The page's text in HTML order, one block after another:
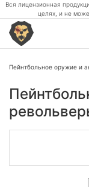
Вся лицензионная
целях, и не
Пейнтбольное оружие и